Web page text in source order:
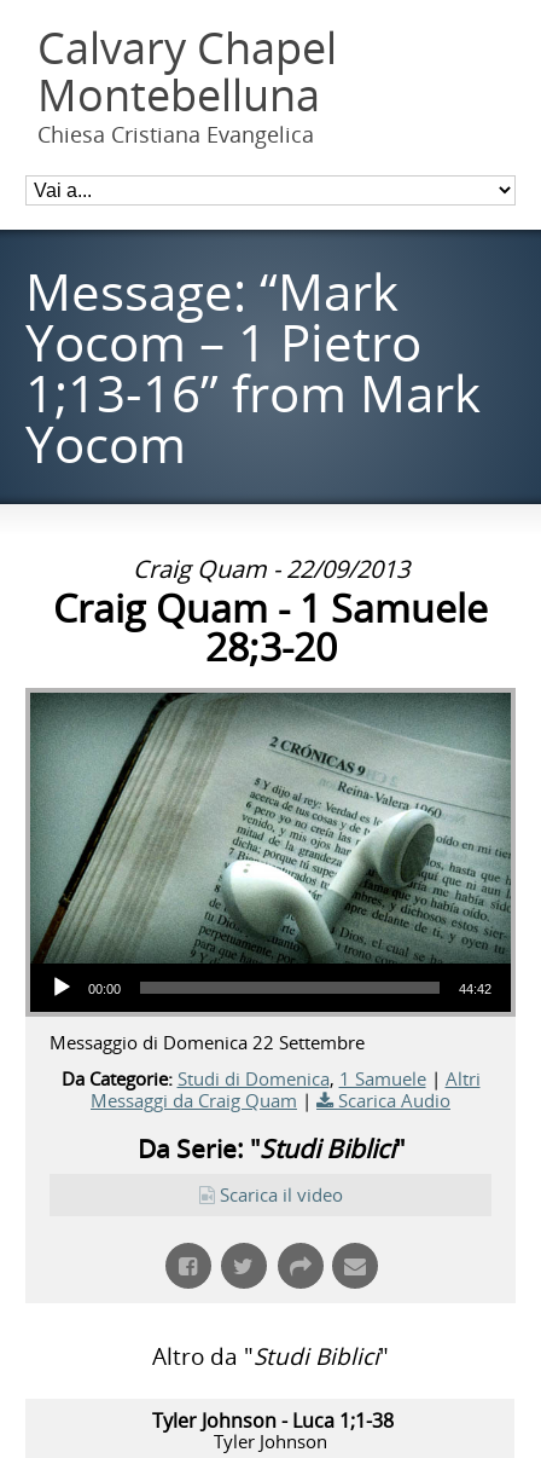
Calvary Chapel
Montebelluna
Chiesa Cristiana Evangelica
Message: “Mark
Yocom – 1 Pietro
1;13-16” from Mark
Yocom
Craig Quam - 22/09/2013
Craig Quam - 1 Samuele
28;3-20
Audio Player
00:00 44:42
Messaggio di Domenica 22 Settembre
Da Categorie: Studi di Domenica, 1 Samuele| Altri
Messaggi da Craig Quam | Scarica Audio
Da Serie: "Studi Biblici"
Scarica il video
Altro da "Studi Biblici"
Tyler Johnson - Luca 1;1-38
Tyler Johnson